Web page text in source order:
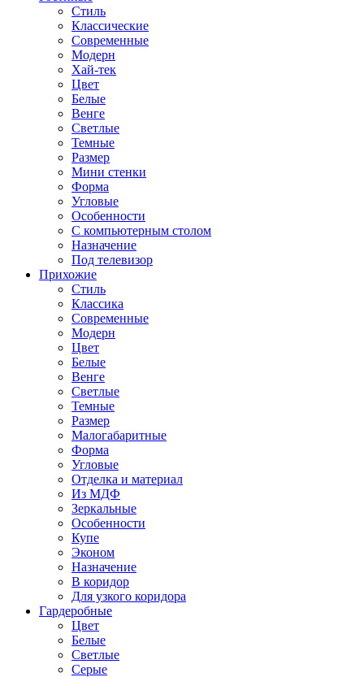
Стиль
Классические
Современные
Модерн
Хай-тек
Цвет
Белые
Венге
Светлые
Темные
Размер
Мини стенки
Форма
Угловые
Особенности
С компьютерным столом
Назначение
Под телевизор
Прихожие
Стиль
Классика
Современные
Модерн
Цвет
Белые
Венге
Светлые
Темные
Размер
Малогабаритные
Форма
Угловые
Отделка и материал
Из МДФ
Зеркальные
Особенности
Купе
Эконом
Назначение
В коридор
Для узкого коридора
Гардеробные
Цвет
Белые
Светлые
Серые